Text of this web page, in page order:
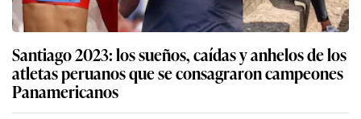
Santiago 2023: los sueños, caídas y anhelos de los
atletas peruanos que se consagraron campeones
Panamericanos